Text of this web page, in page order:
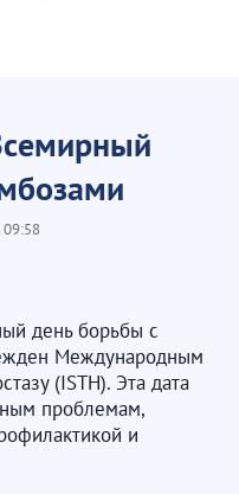
09:58
день борьбы с
Международным
(ISTH). Эта дата
проблемам,
и